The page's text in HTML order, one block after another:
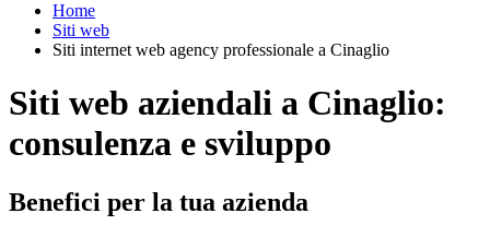
Home
Siti web
Siti internet web agency professionale a Cinaglio
Siti web aziendali a Cinaglio:
consulenza e sviluppo
Benefici per la tua azienda